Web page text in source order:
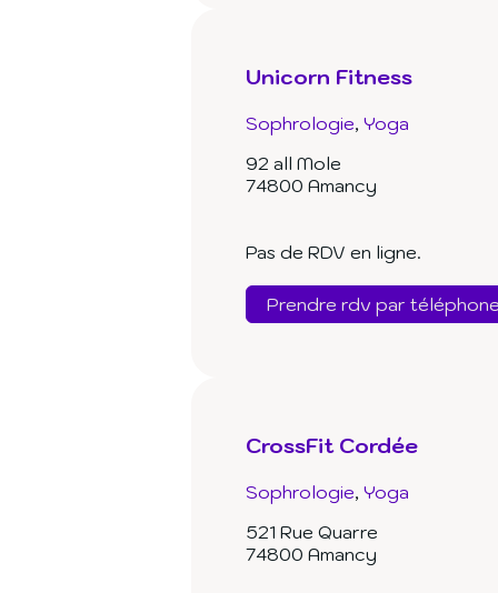
Unicorn Fitness
Sophrologie Yoga
92 all Mole
74800 Amancy
Pas de RDV en ligne.
Prendre rdv par
CrossFit Cordée
Sophrologie Yoga
521 Rue Quarre
74800 Amancy